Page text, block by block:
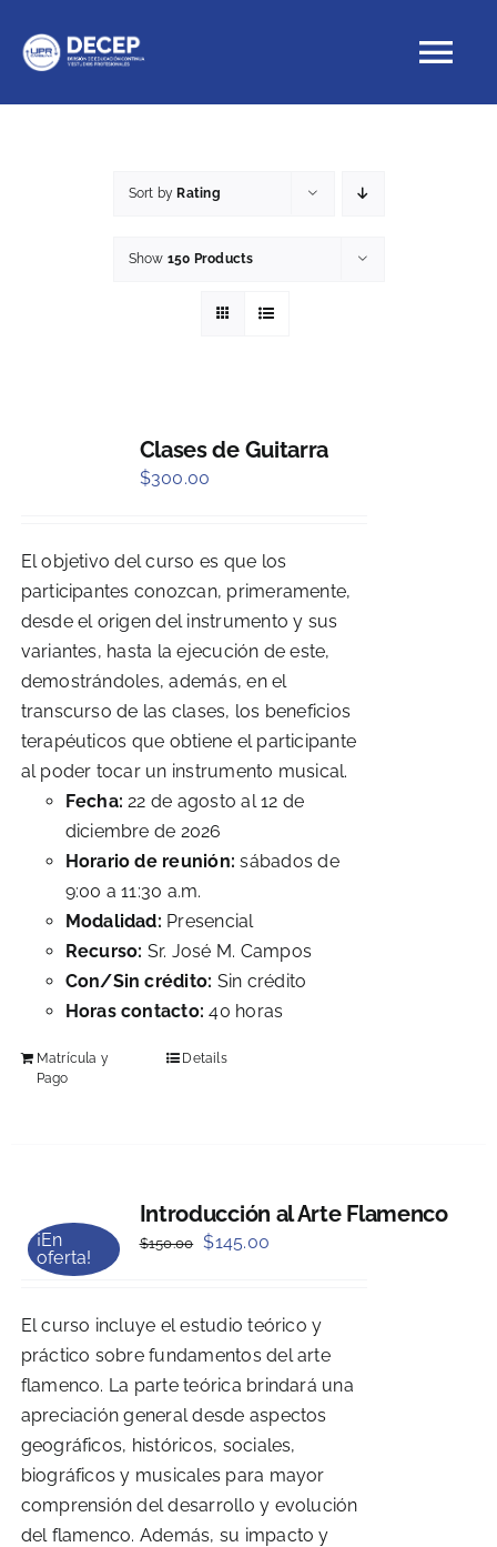
content
Sort by Rating
Show 150 Products
Clases de Guitarra
$300.00
El objetivo del curso es que los
participantes conozcan, primeramente,
desde el origen del instrumento y sus
variantes, hasta la ejecución de este,
demostrándoles, además, en el
transcurso de las clases, los beneficios
terapéuticos que obtiene el participante
al poder tocar un instrumento musical.
Fecha:22 de agosto al 12 de
diciembre de 2026
Horario de reunión: sábados de
9:00 a 11:30 a.m.
Modalidad: Presencial
Recurso: Sr. José M. Campos
Con/Sin crédito: Sin crédito
Horas contacto: 40 horas
Matrícula y
Pago
Details
¡En
oferta!
Introducción al Arte Flamenco
$150.00 Original
$150.00.
$145.00
$145.00.
El curso incluye el estudio teórico y
práctico sobre fundamentos del arte
flamenco. La parte teórica brindará una
apreciación general desde aspectos
geográficos, históricos, sociales,
biográficos y musicales para mayor
comprensión del desarrollo y evolución
del flamenco. Además, su impacto y